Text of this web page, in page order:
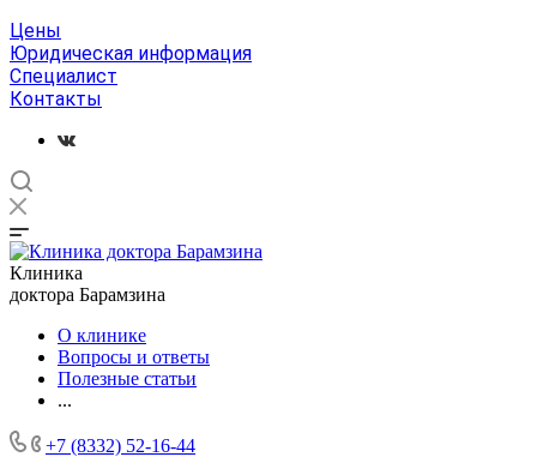
Цены
Юридическая информация
Специалист
Контакты
Клиника
доктора Барамзина
О клинике
Вопросы и ответы
Полезные статьи
...
+7 (8332) 52-16-44